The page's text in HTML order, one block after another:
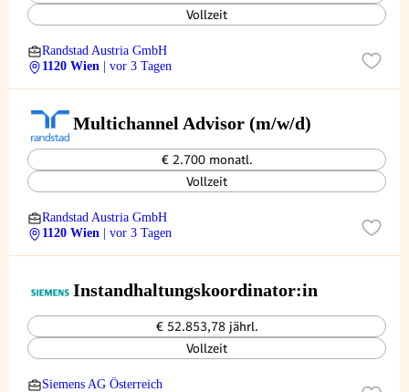
Vollzeit
Randstad Austria GmbH
1120 Wien
| vor 3 Tagen
Multichannel Advisor (m/w/d)
€ 2.700 monatl.
Vollzeit
Randstad Austria GmbH
1120 Wien
| vor 3 Tagen
Instandhaltungskoordinator:in
€ 52.853,78 jährl.
Vollzeit
Siemens AG Österreich